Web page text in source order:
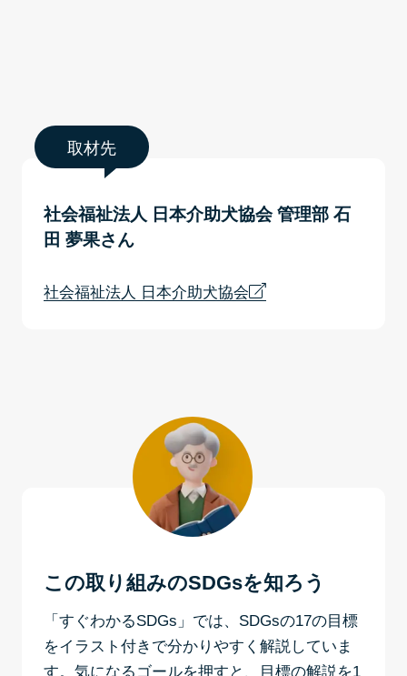
取材先
社会福祉法人 日本介助犬協会 管理部 石
田 夢果さん
社会福祉法人 日本介助犬協会
この取り組みのSDGsを知ろう
「すぐわかるSDGs」では、SDGsの17の目標
をイラスト付きで分かりやすく解説していま
す。気になるゴールを押すと、目標の解説を1